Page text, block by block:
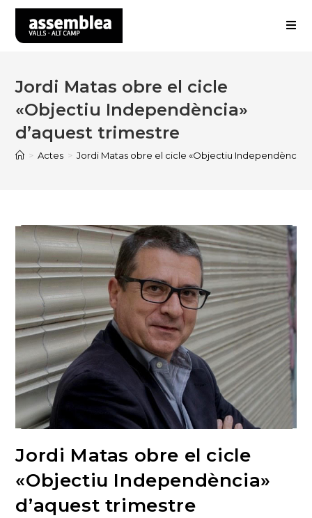
Skip
content
Jordi Matas obre el cicle
«Objectiu Independència»
d’aquest trimestre
> Actes > Jordi Matas obre el cicle «Objectiu Independència»
Jordi Matas obre el cicle
«Objectiu Independència»
d’aquest trimestre